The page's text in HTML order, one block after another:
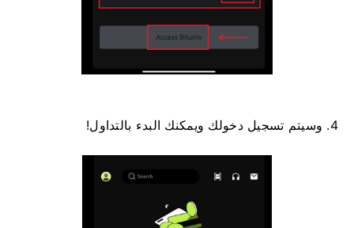
4. وسيتم تسجيل دخولك ويمكنك البدء بالتداول!